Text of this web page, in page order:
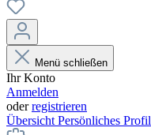
Menü schließen
Ihr Konto
Anmelden
oderregistrieren
Übersicht Persönliches Profil